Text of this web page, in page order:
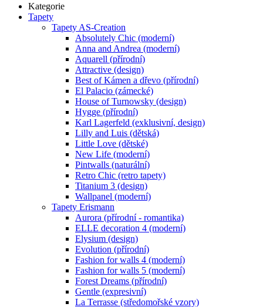
Kategorie
Tapety
Tapety AS-Creation
Absolutely Chic (moderní)
Anna and Andrea (moderní)
Aquarell (přírodní)
Attractive (design)
Best of Kámen a dřevo (přírodní)
El Palacio (zámecké)
House of Turnowsky (design)
Hygge (přírodní)
Karl Lagerfeld (exklusivní, design)
Lilly and Luis (dětská)
Little Love (dětské)
New Life (moderní)
Pintwalls (naturální)
Retro Chic (retro tapety)
Titanium 3 (design)
Wallpanel (moderní)
Tapety Erismann
Aurora (přírodní - romantika)
ELLE decoration 4 (moderní)
Elysium (design)
Evolution (přírodní)
Fashion for walls 4 (moderní)
Fashion for walls 5 (moderní)
Forest Dreams (přírodní)
Gentle (expresivní)
La Terrasse (středomořské vzory)